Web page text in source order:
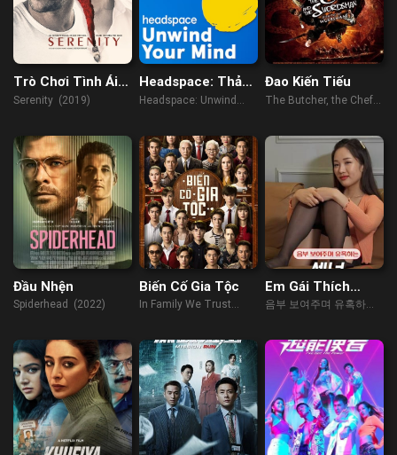
Trò Chơi Tình Ái
2019
Serenity (2019)
Headspace: Thả
Lỏng Tâm Trí
Headspace: Unwind
Đao Kiến Tiếu
The Butcher, the Chef,
(2011)
Đầu Nhện
Spiderhead (2022)
Biến Cố Gia Tộc
In Family We Trust
Em Gái Thích
Khoe Sò Lông
음부 보여주며 유혹하는